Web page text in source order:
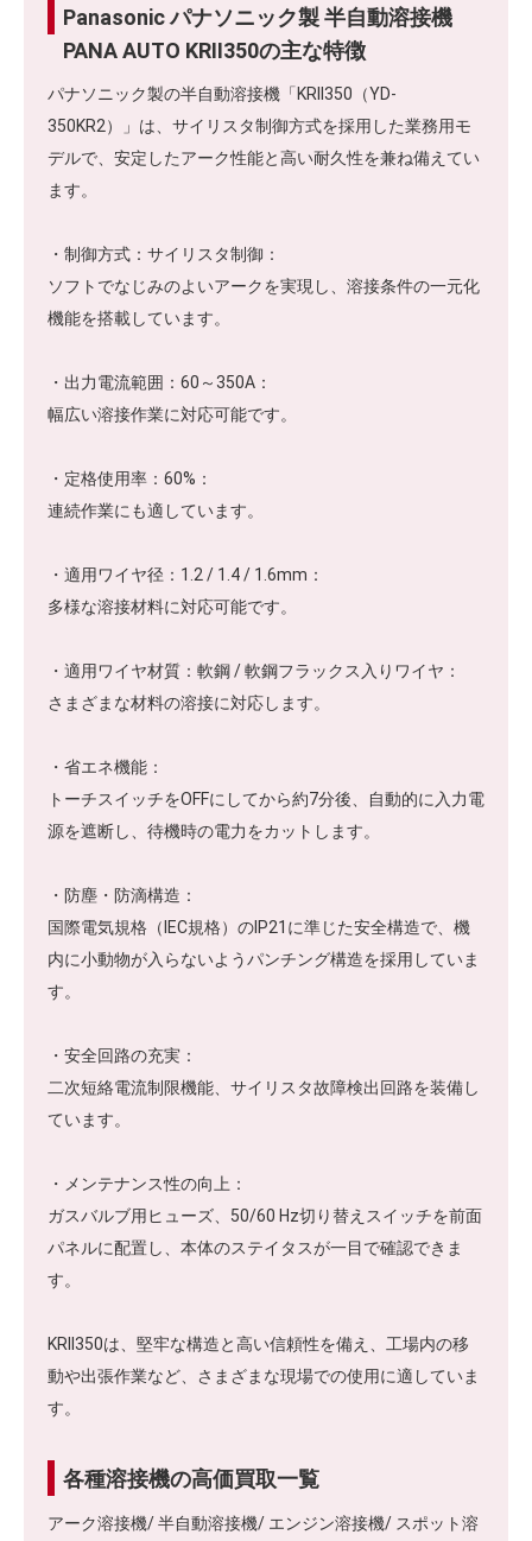
Panasonic パナソニック製 半自動溶接機
PANA AUTO KRII350の主な特徴
パナソニック製の半自動溶接機「KRII350（YD-
350KR2）」は、サイリスタ制御方式を採用した業務用モ
デルで、安定したアーク性能と高い耐久性を兼ね備えてい
ます。
​ ・制御方式：サイリスタ制御：​
​ソフトでなじみのよいアークを実現し、溶接条件の一元化
機能を搭載しています。
​ ・出力電流範囲：60～350A：​
​幅広い溶接作業に対応可能です。
​ ・定格使用率：60%：​
​連続作業にも適しています。
​ ・適用ワイヤ径：1.2 / 1.4 / 1.6mm：​
​多様な溶接材料に対応可能です。
​ ・適用ワイヤ材質：軟鋼 / 軟鋼フラックス入りワイヤ：
​​さまざまな材料の溶接に対応します。
​ ・省エネ機能：​
​トーチスイッチをOFFにしてから約7分後、自動的に入力電
源を遮断し、待機時の電力をカットします。
​ ・防塵・防滴構造：
​​国際電気規格（IEC規格）のIP21に準じた安全構造で、機
内に小動物が入らないようパンチング構造を採用していま
す。
​ ・安全回路の充実：​
​二次短絡電流制限機能、サイリスタ故障検出回路を装備し
ています。
​ ・メンテナンス性の向上：​
​ガスバルブ用ヒューズ、50/60 Hz切り替えスイッチを前面
パネルに配置し、本体のステイタスが一目で確認できま
す。
​ KRII350は、堅牢な構造と高い信頼性を備え、工場内の移
動や出張作業など、さまざまな現場での使用に適していま
す。
各種溶接機の高価買取一覧
アーク溶接機/ 半自動溶接機/ エンジン溶接機/ スポット溶